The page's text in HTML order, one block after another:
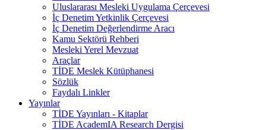
Uluslararası Mesleki Uygulama Çerçevesi
İç Denetim Yetkinlik Çerçevesi
İç Denetim Değerlendirme Aracı
Kamu Sektörü Rehberi
Mesleki Yerel Mevzuat
Araçlar
TİDE Meslek Kütüphanesi
Sözlük
Faydalı Linkler
Yayınlar
TİDE Yayınları - Kitaplar
TİDE AcademIA Research Dergisi